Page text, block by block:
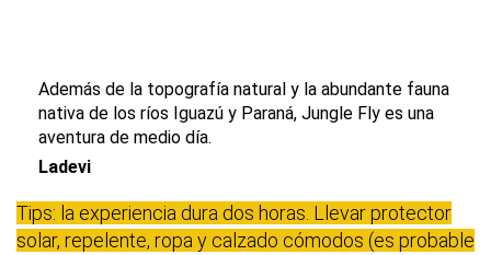
Además de la topografía natural y la abundante fauna
nativa de los ríos Iguazú y Paraná, Jungle Fly es una
aventura de medio día.
Ladevi
Tips: la experiencia dura dos horas. Llevar protector
solar, repelente, ropa y calzado cómodos (es probable